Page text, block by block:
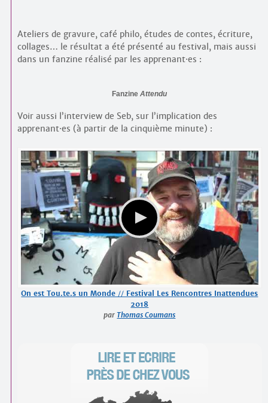
Ateliers de gravure, café philo, études de contes, écriture,
collages… le résultat a été présenté au festival, mais aussi
dans un fanzine réalisé par les apprenant·es :
FanzineAttendu
Voir aussi l’interview de Seb, sur l’implication des
apprenant·es (à partir de la cinquième minute) :
On est Tou.te.s un Monde // Festival Les Rencontres Inattendues
2018
parThomas Coumans